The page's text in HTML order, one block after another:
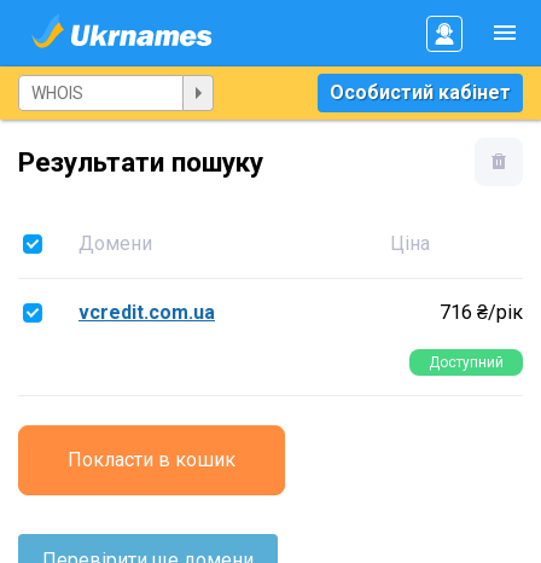
Особистий кабінет
Результати пошуку
Домени Ціна
vcredit.com.ua 716 ₴/рік
Доступний
Покласти в кошик